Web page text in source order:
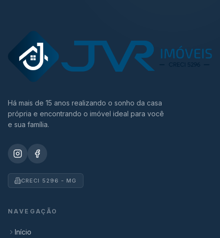
Há mais de 15 anos realizando o sonho da casa
própria e encontrando o imóvel ideal para você
e sua família.
CRECI 5296 - MG
NAVEGAÇÃO
Início